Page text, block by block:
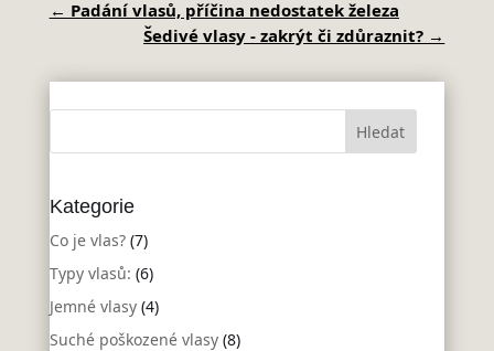
← Padání vlasů, příčina nedostatek železa
Šedivé vlasy - zakrýt či zdůraznit? →
Kategorie
Co je vlas?(7)
Typy vlasů: (6)
Jemné vlasy(4)
Suché poškozené vlasy(8)